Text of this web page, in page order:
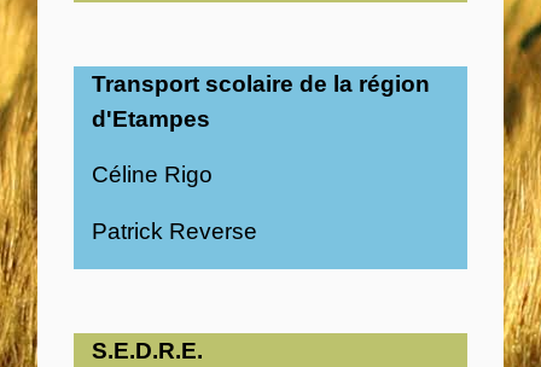
Transport scolaire de la région
d'Etampes
Céline Rigo
Patrick Reverse
S.E.D.R.E.